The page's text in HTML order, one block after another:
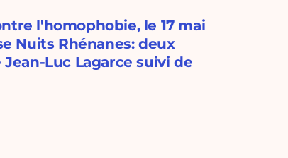
l'homophobie, le 17 mai
Nuits Rhénanes: deux
Luc Lagarce suivi de